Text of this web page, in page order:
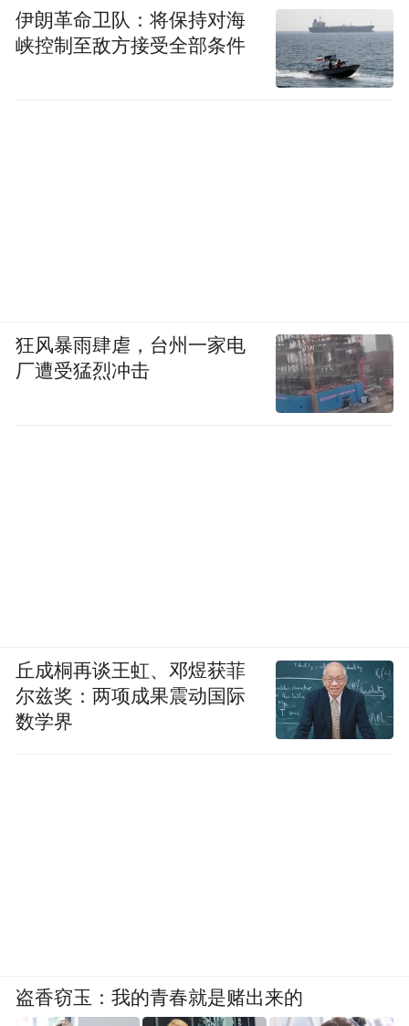
伊朗革命卫队：将保持对海
峡控制至敌方接受全部条件
狂风暴雨肆虐，台州一家电
厂遭受猛烈冲击
丘成桐再谈王虹、邓煜获菲
尔兹奖：两项成果震动国际
数学界
盗香窃玉：我的青春就是赌出来的